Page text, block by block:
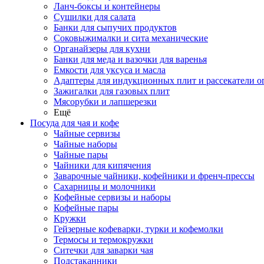
Ланч-боксы и контейнеры
Сушилки для салата
Банки для сыпучих продуктов
Соковыжималки и сита механические
Органайзеры для кухни
Банки для меда и вазочки для варенья
Емкости для уксуса и масла
Адаптеры для индукционных плит и рассекатели
Зажигалки для газовых плит
Мясорубки и лапшерезки
Ещё
Посуда для чая и кофе
Чайные сервизы
Чайные наборы
Чайные пары
Чайники для кипячения
Заварочные чайники, кофейники и френч-прессы
Сахарницы и молочники
Кофейные сервизы и наборы
Кофейные пары
Кружки
Гейзерные кофеварки, турки и кофемолки
Термосы и термокружки
Ситечки для заварки чая
Подстаканники